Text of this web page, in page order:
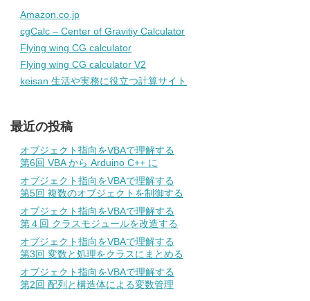
Amazon.co.jp
cgCalc – Center of Gravitiy Calculator
Flying wing CG calculator
Flying wing CG calculator V2
keisan 生活や実務に役立つ計算サイト
最近の投稿
オブジェクト指向をVBAで理解する
第6回 VBA から Arduino C++ に
オブジェクト指向をVBAで理解する
第5回 複数のオブジェクトを制御する
オブジェクト指向をVBAで理解する
第４回 クラスモジュールを改造する
オブジェクト指向をVBAで理解する
第3回 変数と処理をクラスにまとめる
オブジェクト指向をVBAで理解する
第2回 配列と構造体による変数管理